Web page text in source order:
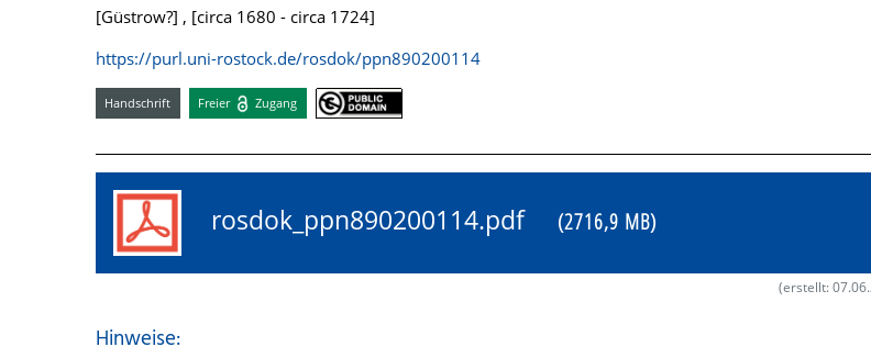
[Güstrow?] , [circa 1680 - circa 1724]
https://purl.uni-rostock.de/rosdok/ppn890200114
Handschrift Freier Zugang
rosdok_ppn890200114.pdf (2716,9 MB)
(erstellt:
Hinweise: